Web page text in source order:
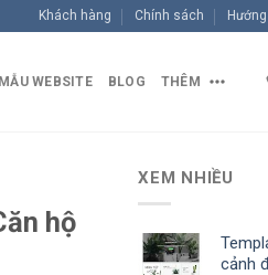
Khách hàng Chính sách
MẪU WEBSITE BLOG THÊM
hộ
XEM NHIỀU
cảnh